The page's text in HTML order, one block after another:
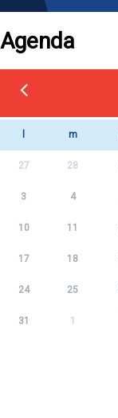
Agenda
m
27 28
3 4
10 11
17 18
24 25
31 1